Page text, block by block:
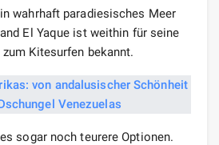
wahrhaft paradiesisches Meer
El Yaque ist weithin für seine
Kitesurfen bekannt.
sogar noch teurere Optionen.